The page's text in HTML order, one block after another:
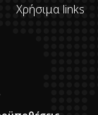
Χρήσιμα links